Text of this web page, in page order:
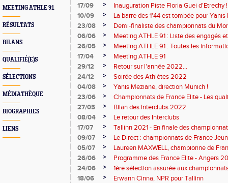
MEETING ATHLE 91
RÉSULTATS
BILANS
QUALIFIÉ(E)S
SÉLECTIONS
MÉDIATHÈQUE
BIOGRAPHIES
LIENS
17/09
>
Inauguration Piste Floria Guei d'Etrechy !
10/09
>
La barre des 1'44 est tombée pour Yanis
23/08
>
Demi-finaliste des championnats du
06/06
>
Meeting ATHLE 91 : Liste des engagés
26/05
>
Meeting ATHLE 91 : Toutes les
17/04
>
Meeting ATHLE 91
29/12
>
Retour sur l'année 2022...
24/12
>
Soirée des Athlètes 2022
04/08
>
Yanis Meziane, direction Munich !
23/06
>
Championnats de France Elite - Les
27/05
>
Bilan des Interclubs 2022
08/04
>
Le retour des Interclubs
17/07
>
Tallinn 2021 - En finale des
09/07
>
Le Direct : championnats de France
05/07
>
Laureen MAXWELL, championne de
26/06
>
Programme des France Elite - Angers
24/06
>
1ère sélection assurée aux
18/06
>
Erwann Cinna, NPR pour Tallinn